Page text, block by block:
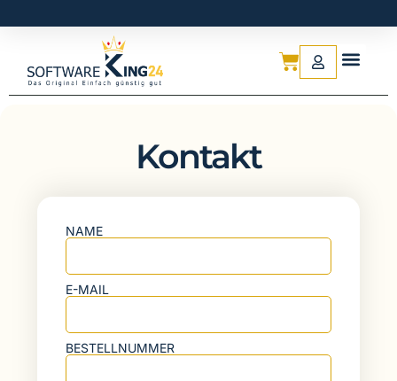
Kontakt
NAME
E-MAIL
BESTELLNUMMER